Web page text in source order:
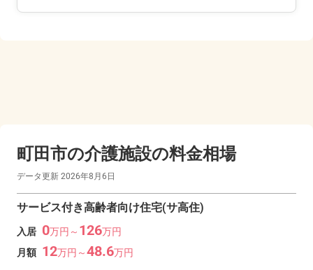
町田市の介護施設の料金相場
データ更新 2026年8月6日
サービス付き高齢者向け住宅(サ高住)
入居 0万円～ 126万円
月額 12万円～48.6万円